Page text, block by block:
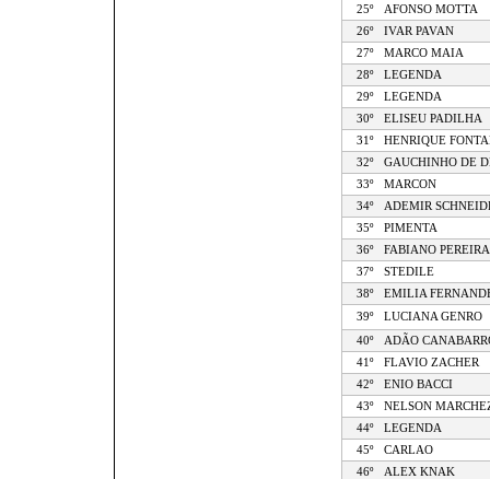
25º
AFONSO MOTTA
26º
IVAR PAVAN
27º
MARCO MAIA
28º
LEGENDA
29º
LEGENDA
30º
ELISEU PADILHA
31º
HENRIQUE
32º
GAUCHINHO DE
33º
MARCON
34º
ADEMIR
35º
PIMENTA
36º
FABIANO PEREIRA
37º
STEDILE
38º
EMILIA
39º
LUCIANA GENRO
40º
ADÃO
41º
FLAVIO ZACHER
42º
ENIO BACCI
43º
NELSON
44º
LEGENDA
45º
CARLAO
46º
ALEX KNAK